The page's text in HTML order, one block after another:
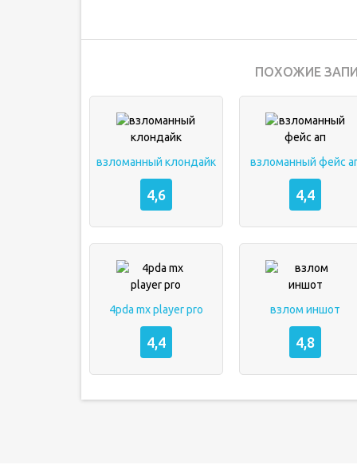
ПОХОЖИЕ
взломанный клондайк
4,6
взломанный фейс
4,4
4pda mx player pro
4,4
взлом иншот
4,8